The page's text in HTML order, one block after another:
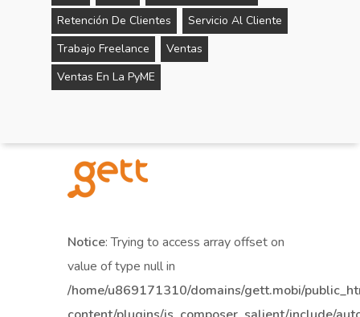
Retención De Clientes
Servicio Al Cliente
Trabajo Freelance
Ventas
Ventas En La PyME
Notice: Trying to access array offset on
value of type null in
/home/u869171310/domains/gett.mobi/